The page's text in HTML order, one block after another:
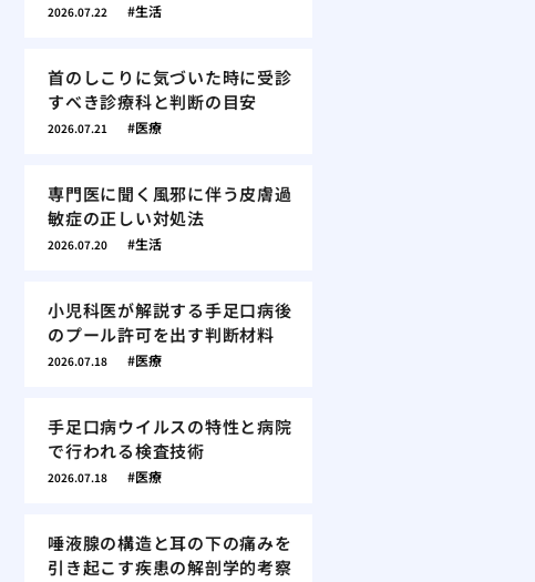
2026.07.22 生活
首のしこりに気づいた時に受診
すべき診療科と判断の目安
2026.07.21 医療
専門医に聞く風邪に伴う皮膚過
敏症の正しい対処法
2026.07.20 生活
小児科医が解説する手足口病後
のプール許可を出す判断材料
2026.07.18 医療
手足口病ウイルスの特性と病院
で行われる検査技術
2026.07.18 医療
唾液腺の構造と耳の下の痛みを
引き起こす疾患の解剖学的考察